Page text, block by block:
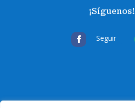
¡Síguenos!
Seguir